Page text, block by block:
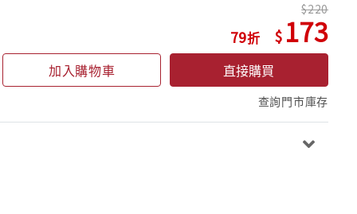
79
220
173
加入購物車 直接購買
查詢門市庫存